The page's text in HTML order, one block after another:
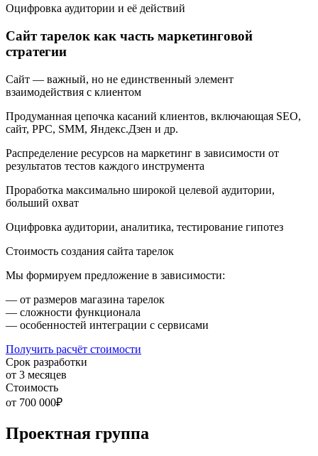
Оцифровка аудитории и её действий
Сайт тарелок как часть маркетинговой
стратегии
Сайт — важный, но не единственный элемент
взаимодействия с клиентом
Продуманная цепочка касаний клиентов, включающая SEO,
сайт, PPC, SMM, Яндекс.Дзен и др.
Распределение ресурсов на маркетинг в зависимости от
результатов тестов каждого инструмента
Проработка максимально широкой целевой аудитории,
больший охват
Оцифровка аудитории, аналитика, тестирование гипотез
Стоимость создания сайта тарелок
Мы формируем предложение в зависимости:
— от размеров магазина тарелок
— сложности функционала
— особенностей интеграции с сервисами
Получить расчёт стоимости
Срок разработки
от 3 месяцев
Стоимость
от 700 000₽
Проектная группа